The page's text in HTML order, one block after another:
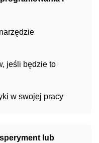
jeśli będzie to
w swojej pracy
lub